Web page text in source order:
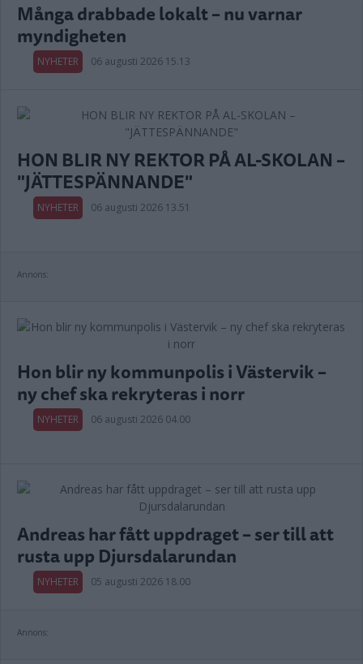
Många drabbade lokalt – nu varnar
myndigheten
NYHETER 06 augusti 2026 15.13
HON BLIR NY REKTOR PÅ AL-SKOLAN –
"JÄTTESPÄNNANDE"
NYHETER 06 augusti 2026 13.51
Annons:
Hon blir ny kommunpolis i Västervik –
ny chef ska rekryteras i norr
NYHETER 06 augusti 2026 04.00
Andreas har fått uppdraget – ser till att
rusta upp Djursdalarundan
NYHETER 05 augusti 2026 18.00
Annons: